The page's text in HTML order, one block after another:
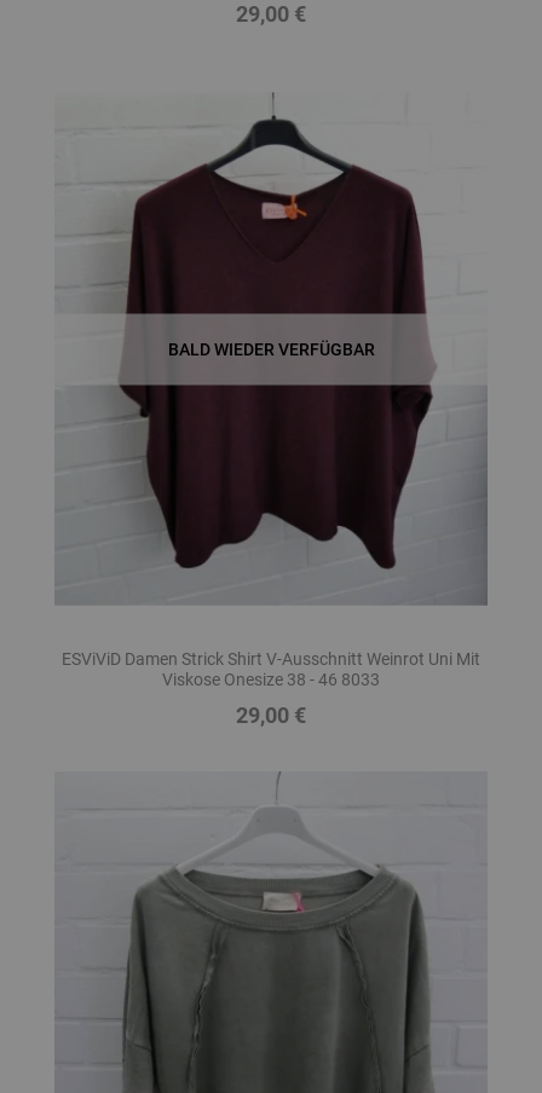
Preis
29,00 €
BALD WIEDER VERFÜGBAR
ESViViD Damen Strick Shirt V-Ausschnitt Weinrot Uni Mit
Viskose Onesize 38 - 46 8033
Preis
29,00 €